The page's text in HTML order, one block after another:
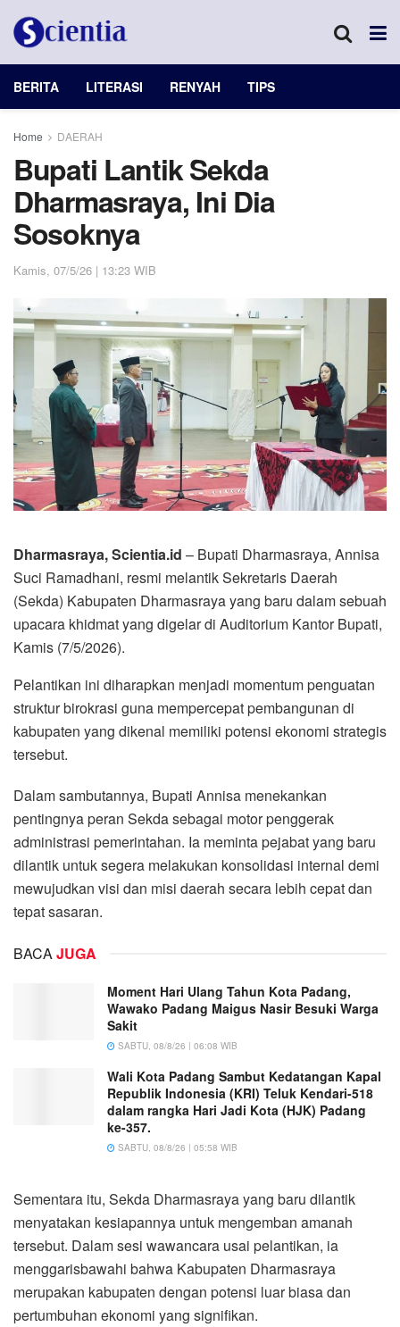
BERITA LITERASI RENYAH TIPS
Home DAERAH
Bupati Lantik Sekda
Dharmasraya, Ini Dia
Sosoknya
Kamis, 07/5/26 | 13:23 WIB
Dharmasraya, Scientia.id – Bupati Dharmasraya, Annisa
Suci Ramadhani, resmi melantik Sekretaris Daerah
(Sekda) Kabupaten Dharmasraya yang baru dalam sebuah
upacara khidmat yang digelar di Auditorium Kantor Bupati,
Kamis (7/5/2026).
Pelantikan ini diharapkan menjadi momentum penguatan
struktur birokrasi guna mempercepat pembangunan di
kabupaten yang dikenal memiliki potensi ekonomi strategis
tersebut.
​Dalam sambutannya, Bupati Annisa menekankan
pentingnya peran Sekda sebagai motor penggerak
administrasi pemerintahan. Ia meminta pejabat yang baru
dilantik untuk segera melakukan konsolidasi internal demi
mewujudkan visi dan misi daerah secara lebih cepat dan
tepat sasaran.
BACAJUGA
Moment Hari Ulang Tahun Kota Padang,
Wawako Padang Maigus Nasir Besuki Warga
Sakit
SABTU, 08/8/26 | 06:08 WIB
Wali Kota Padang Sambut Kedatangan Kapal
Republik Indonesia (KRI) Teluk Kendari-518
dalam rangka Hari Jadi Kota (HJK) Padang
ke-357.
SABTU, 08/8/26 | 05:58 WIB
Sementara itu, ​Sekda Dharmasraya yang baru dilantik
menyatakan kesiapannya untuk mengemban amanah
tersebut. Dalam sesi wawancara usai pelantikan, ia
menggarisbawahi bahwa Kabupaten Dharmasraya
merupakan kabupaten dengan potensi luar biasa dan
pertumbuhan ekonomi yang signifikan.